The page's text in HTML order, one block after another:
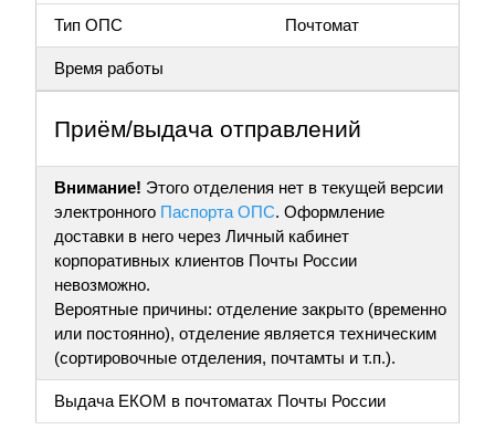
Тип ОПС Почтомат
Время работы
Приём/выдача отправлений
Внимание! Этого отделения нет в текущей версии
электронного Паспорта ОПС. Оформление
доставки в него через Личный кабинет
корпоративных клиентов Почты России
невозможно.
Вероятные причины: отделение закрыто (временно
или постоянно), отделение является техническим
(сортировочные отделения, почтамты и т.п.).
Выдача ЕКОМ в почтоматах Почты России